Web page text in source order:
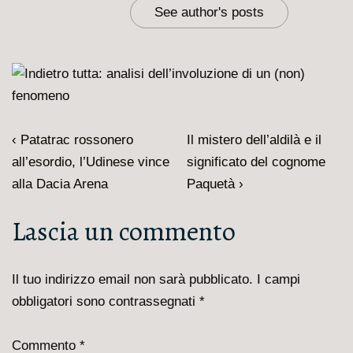
See author's posts
Navigazione
articoli
L'articolo
precedente
è
‹ Patatrac rossonero
all’esordio, l’Udinese vince
alla Dacia Arena
Il
prossimo
articolo
Il mistero dell’aldilà e il
significato del cognome
Paquetà ›
Lascia un commento
Il tuo indirizzo email non sarà pubblicato. I campi
obbligatori sono contrassegnati *
Commento *